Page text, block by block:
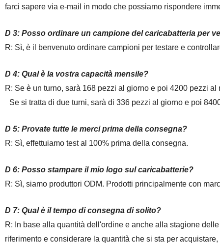
farci sapere via e-mail in modo che possiamorispondere
D 3: Posso ordinare un campione delcaricabatteria per
R: Sì, è il benvenuto ordinare campioni per testare e
D 4:Qual è la vostra capacità mensile?
R: Se è un turno, sarà 168 pezzi al giorno e poi 4200 pezzi al
Sesi tratta di due turni, sarà di 336 pezzi al giorno e poi
D 5: Provate tutte le merci prima della consegna?
R: Sì, effettuiamo test al 100% prima della consegna.
D 6: Posso stampare il mio logo sul caricabatterie?
R: Sì, siamo produttori ODM. Prodotti principalmente con
D 7: Qual è il tempo di consegna di solito?
R: In base alla quantità dell'ordine e anche alla stagione
riferimento e considerare la quantità che si sta per